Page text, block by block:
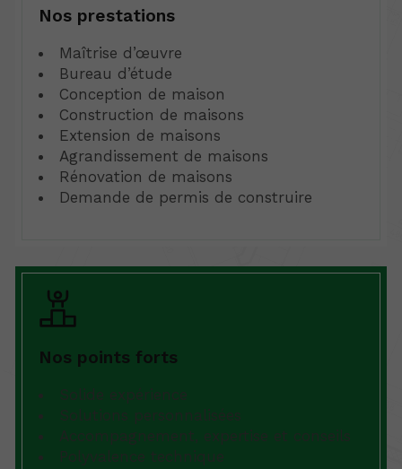
Nos prestations
Maîtrise d’œuvre
Bureau d’étude
Conception de maison
Construction de maisons
Extension de maisons
Agrandissement de maisons
Rénovation de maisons
Demande de permis de construire
Nos points forts
Solide expérience
Solutions personnalisées
Accompagnement, expertise et conseils
Polyvalence technique